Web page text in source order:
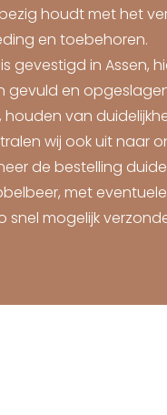
houdt met het
en toebehoren.
gevestigd in Assen,
gevuld en
van
wij ook uit naar
de bestelling
met eventuele
snel mogelijk